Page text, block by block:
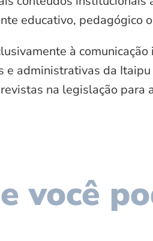
educativo, pedagógico
à
e administrativas da
na legislação para
você